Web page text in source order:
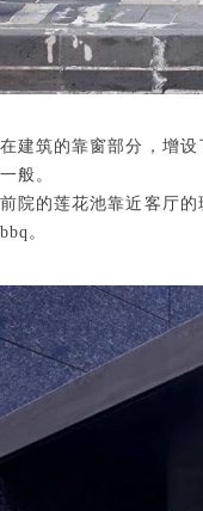
在建筑的靠窗部分，增
一般。
前院的莲花池靠近客厅
bbq。